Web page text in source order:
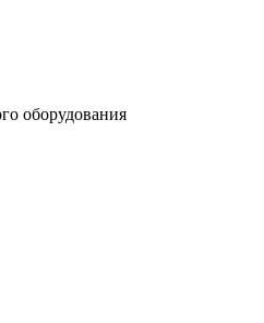
оборудования